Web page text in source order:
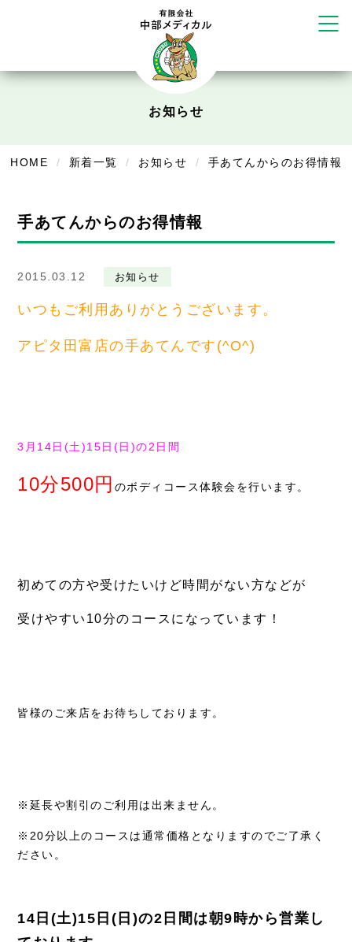
かえる堂鍼灸院 整骨院 うるま店 ウェルネス鍼灸院・接骨院 甲府千
リラクゼーション
Cure
在宅部門事務所
美容
美容鍼・コルギ
お知らせ
お知らせ
HOME 新着一覧 お知らせ 手あてんからのお得情報
手あてんからのお得情報
2015.03.12 お知らせ
いつもご利用ありがとうございます。
アピタ田富店の手あてんです(^O^)
3月14日(土)15日(日)の2日間
10分500円 のボディコース体験会を行います。
初めての方や受けたいけど時間がない方などが
受けやすい10分のコースになっています！
皆様のご来店をお待ちしております。
※延長や割引のご利用は出来ません。
※20分以上のコースは通常価格となりますのでご了承く
ださい。
14日(土)15日(日)の2日間は朝9時から営業し